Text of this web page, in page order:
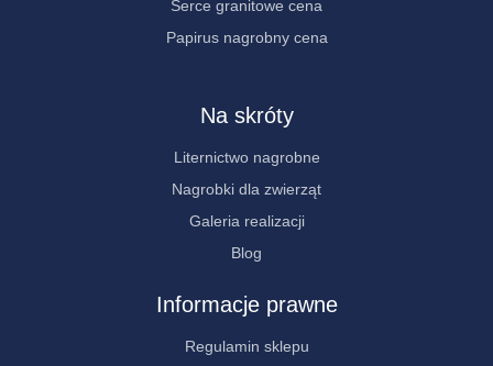
Serce granitowe cena
Papirus nagrobny cena
Na skróty
Liternictwo nagrobne
Nagrobki dla zwierząt
Galeria realizacji
Blog
Informacje prawne
Regulamin sklepu